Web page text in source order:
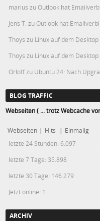
marius zu Outlook hat
Jens T. zu Outlook hat
Thoys zu Linux auf dem Desktop
Thoys zu Linux auf dem Desktop
Orloffzu Ubuntu 24: Nach
BLOG TRAFFIC
Webseiten ( ... trotz Webcache
Webseiten | Hits | Einmalig
letzte 24 Stunden:6.097
letzte 7 Tage: 35.898
letzte 30 Tage: 146.279
Jetzt online: 1
ARCHIV